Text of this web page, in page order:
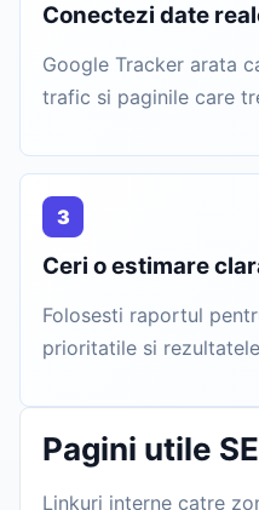
Conectezi date
Google Tracker arata
trafic si paginile care
3
Ceri o estimare
Folosesti raportul
prioritatile si
Pagini utile
Linkuri interne catre